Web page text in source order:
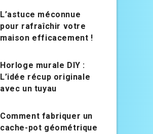
L’astuce méconnue
pour rafraîchir votre
maison efficacement !
Horloge murale DIY :
L’idée récup originale
avec un tuyau
Comment fabriquer un
cache-pot géométrique